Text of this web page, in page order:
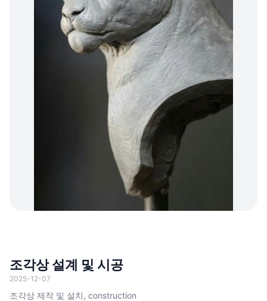
조각상 설계 및 시공
2025-12-07
조각상 제작 및 설치, construction